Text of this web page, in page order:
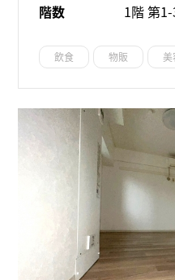
階数
1階 第
飲食 物販